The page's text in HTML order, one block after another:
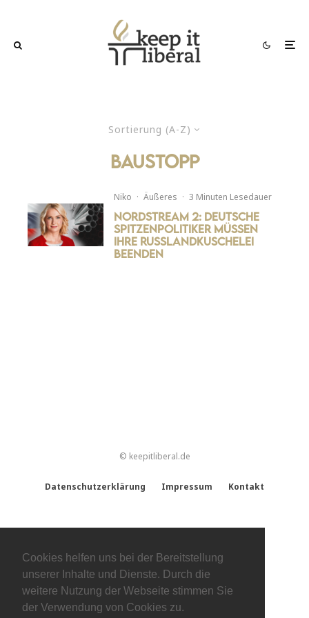
Cookies helfen uns bei der Bereitstellung
unserer Inhalte und Dienste. Durch die
weitere Nutzung der Webseite stimmen Sie
der Verwendung von Cookies zu.
Sortierung (A-Z)
baustopp
Niko · Äußeres · 3 Minuten Lesedauer
Nordstream 2: Deutsche
Spitzenpolitiker müssen
ihre Russlandkuschelei
beenden
© keepitliberal.de
Datenschutzerklärung Impressum Kontakt